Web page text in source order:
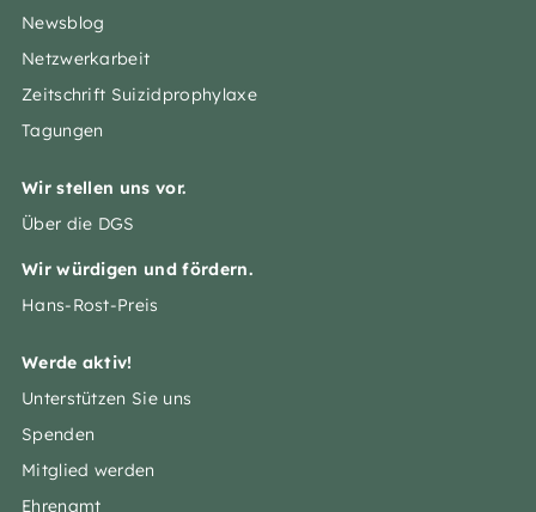
Newsblog
Netzwerkarbeit
Zeitschrift Suizidprophylaxe
Tagungen
Wir stellen uns vor.
Über die DGS
Wir würdigen und fördern.
Hans-Rost-Preis
Werde aktiv!
Unterstützen Sie uns
Spenden
Mitglied werden
Ehrenamt